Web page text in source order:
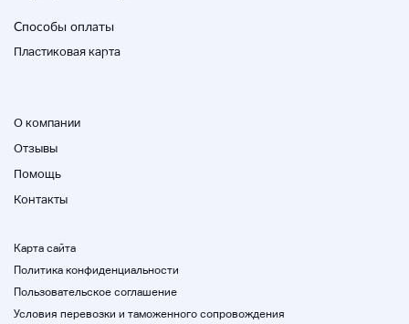
SS
НОВОСТИ Он может быть открыт из-за , но это
Un Этот продукт не используется для хранения и
демонстрации. Включены предметы без ящиков и
А.
Это очень красивый продукт, который не может
чувствовать смысл использования даже в
Способы оплаты
Пластиковая карта
О компании
Отзывы
Помощь
Контакты
Карта сайта
Политика конфиденциальности
Пользовательское соглашение
Условия перевозки и таможенного сопровождения